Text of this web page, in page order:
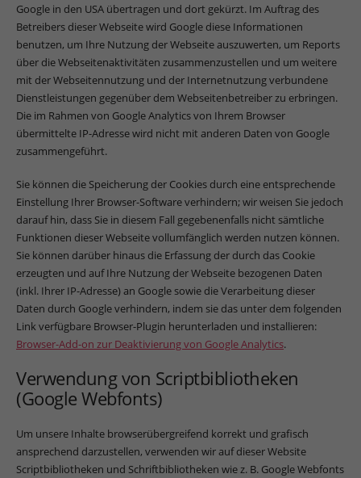
Google in den USA übertragen und dort gekürzt. Im Auftrag des
Betreibers dieser Webseite wird Google diese Informationen
benutzen, um Ihre Nutzung der Webseite auszuwerten, um Reports
über die Webseitenaktivitäten zusammenzustellen und um weitere
mit der Webseitennutzung und der Internetnutzung verbundene
Dienstleistungen gegenüber dem Webseitenbetreiber zu erbringen.
Die im Rahmen von Google Analytics von Ihrem Browser
übermittelte IP-Adresse wird nicht mit anderen Daten von Google
zusammengeführt.
Sie können die Speicherung der Cookies durch eine entsprechende
Einstellung Ihrer Browser-Software verhindern; wir weisen Sie jedoch
darauf hin, dass Sie in diesem Fall gegebenenfalls nicht sämtliche
Funktionen dieser Webseite vollumfänglich werden nutzen können.
Sie können darüber hinaus die Erfassung der durch das Cookie
erzeugten und auf Ihre Nutzung der Webseite bezogenen Daten
(inkl. Ihrer IP-Adresse) an Google sowie die Verarbeitung dieser
Daten durch Google verhindern, indem sie das unter dem folgenden
Link verfügbare Browser-Plugin herunterladen und installieren:
Browser-Add-on zur Deaktivierung von Google Analytics.
Verwendung von Scriptbibliotheken
(Google Webfonts)
Um unsere Inhalte browserübergreifend korrekt und grafisch
ansprechend darzustellen, verwenden wir auf dieser Website
Scriptbibliotheken und Schriftbibliotheken wie z. B. Google Webfonts